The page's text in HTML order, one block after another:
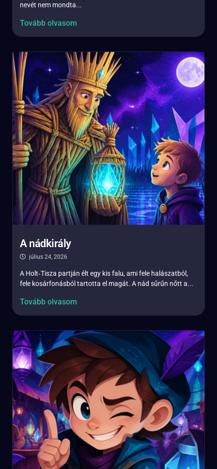
nevét nem mondta...
Tovább olvasom
A nádkirály
július 24, 2026
A Holt‑Tisza partján élt egy kis falu, ami fele halászatból,
fele kosárfonásból tartotta el magát. A nád sűrűn nőtt a...
Tovább olvasom